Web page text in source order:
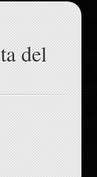
del